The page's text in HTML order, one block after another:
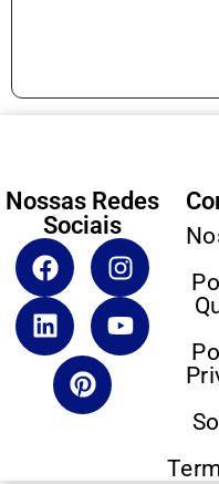
Nossas Redes
Sociais